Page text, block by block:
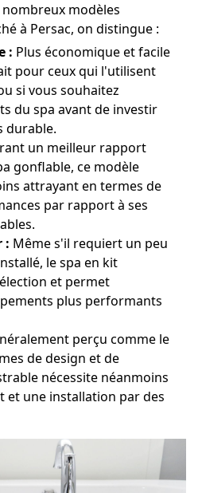
modèles
à Persac, on distingue :
: Plus économique et facile
pour ceux qui l'utilisent
si vous souhaitez
du spa avant de investir
durable.
un meilleur rapport
gonflable, ce modèle
attrayant en termes de
par rapport à ses
: Même s'il requiert un peu
le spa en kit
et permet
plus performants
perçu comme le
de design et de
nécessite néanmoins
une installation par des